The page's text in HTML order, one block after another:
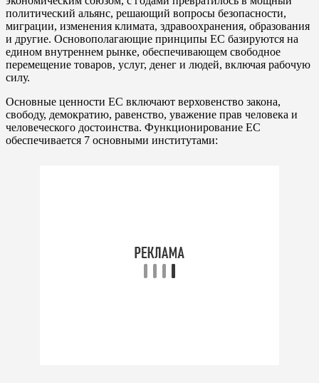
политический альянс, решающий вопросы безопасности,
миграции, изменения климата, здравоохранения, образования
и другие. Основополагающие принципы ЕС базируются на
едином внутреннем рынке, обеспечивающем свободное
перемещение товаров, услуг, денег и людей, включая рабочую
силу.
Основные ценности ЕС включают верховенство закона,
свободу, демократию, равенство, уважение прав человека и
человеческого достоинства. Функционирование ЕС
обеспечивается 7 основными институтами: